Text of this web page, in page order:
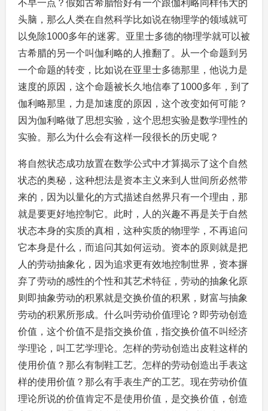
不早一点？假如古希腊恰好有一个跟伽利略同样伟大的
头脑，那么人类在自然科学比如说在物理学的领域就可
以免除1000多年的迷雾。亚里士多德的物理学就可以被
古希腊的另一个叫伽利略的人推翻了。从一个命题到另
一个命题的转变，比如说在亚里士多德那里，他说力是
速度的原因，这个命题被长久地信奉了1000多年，到了
伽利略那里，力是加速度的原因，这个改变如何可能？
因为伽利略做了思想实验，这个思想实验是数学理性的
实验。那么为什么会有这样一段很长的历史呢？
将自然状态成功放置在数学公式中才算揭示了这个自然
状态的奥秘，这种想法是资本主义来到人世间所必然带
来的，因为以量化的方式描述自然界只有一个理由，那
就是要更好地控制它。此时，人的兴趣不再是关于自然
状态本身的实质的真相，这种实质的物理学，不再追问
它本身是什么，而追问其如何运动。资本的原则就是把
人的劳动抽象化，因为追求更有效地控制世界，资本摒
弃了劳动的感性的个性和其艺术特征，劳动的抽象化原
则即抽象劳动的积累就是交换价值的积累，财富与抽象
劳动的积累所形成。什么叫劳动价值理论？即劳动创造
价值，这个价值不是指交换价值，指交换价值不叫经济
学理论，叫工艺学理论。怎样的劳动创造出皮鞋这样的
使用价值？那么有制鞋工艺。怎样的劳动创造出手表这
样的使用价值？那么有手表生产的工艺。现在劳动价值
理论所说的价值肯定不是使用价值，是交换价值，创造